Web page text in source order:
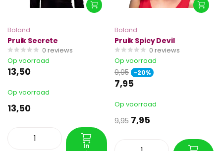
Boland
Pruik Secrete
0 reviews
Op voorraad
13,50
Op voorraad
13,50
In
Boland
Pruik Spicy Devil
0 reviews
Op voorraad
9,95 -20%
7,95
Op voorraad
9,95 7,95